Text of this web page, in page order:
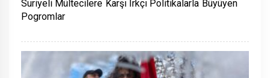
Suriyeli Mültecilere Karşı Irkçı Politikalarla Büyüyen
Pogromlar